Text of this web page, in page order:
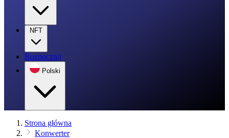
NFT
Rozpocznij
Polski
Strona główna
Konwerter